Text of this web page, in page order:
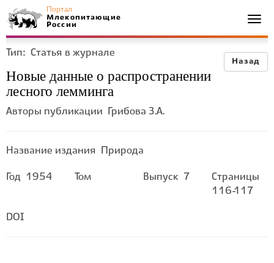
Портал
Млекопитающие
России
Назад
Тип: Статья в журнале
Новые данные о распространении
лесного лемминга
Авторы публикации Грибова З.А.
Название издания Природа
Год 1954 Том Выпуск 7
Страницы
116-117
DOI